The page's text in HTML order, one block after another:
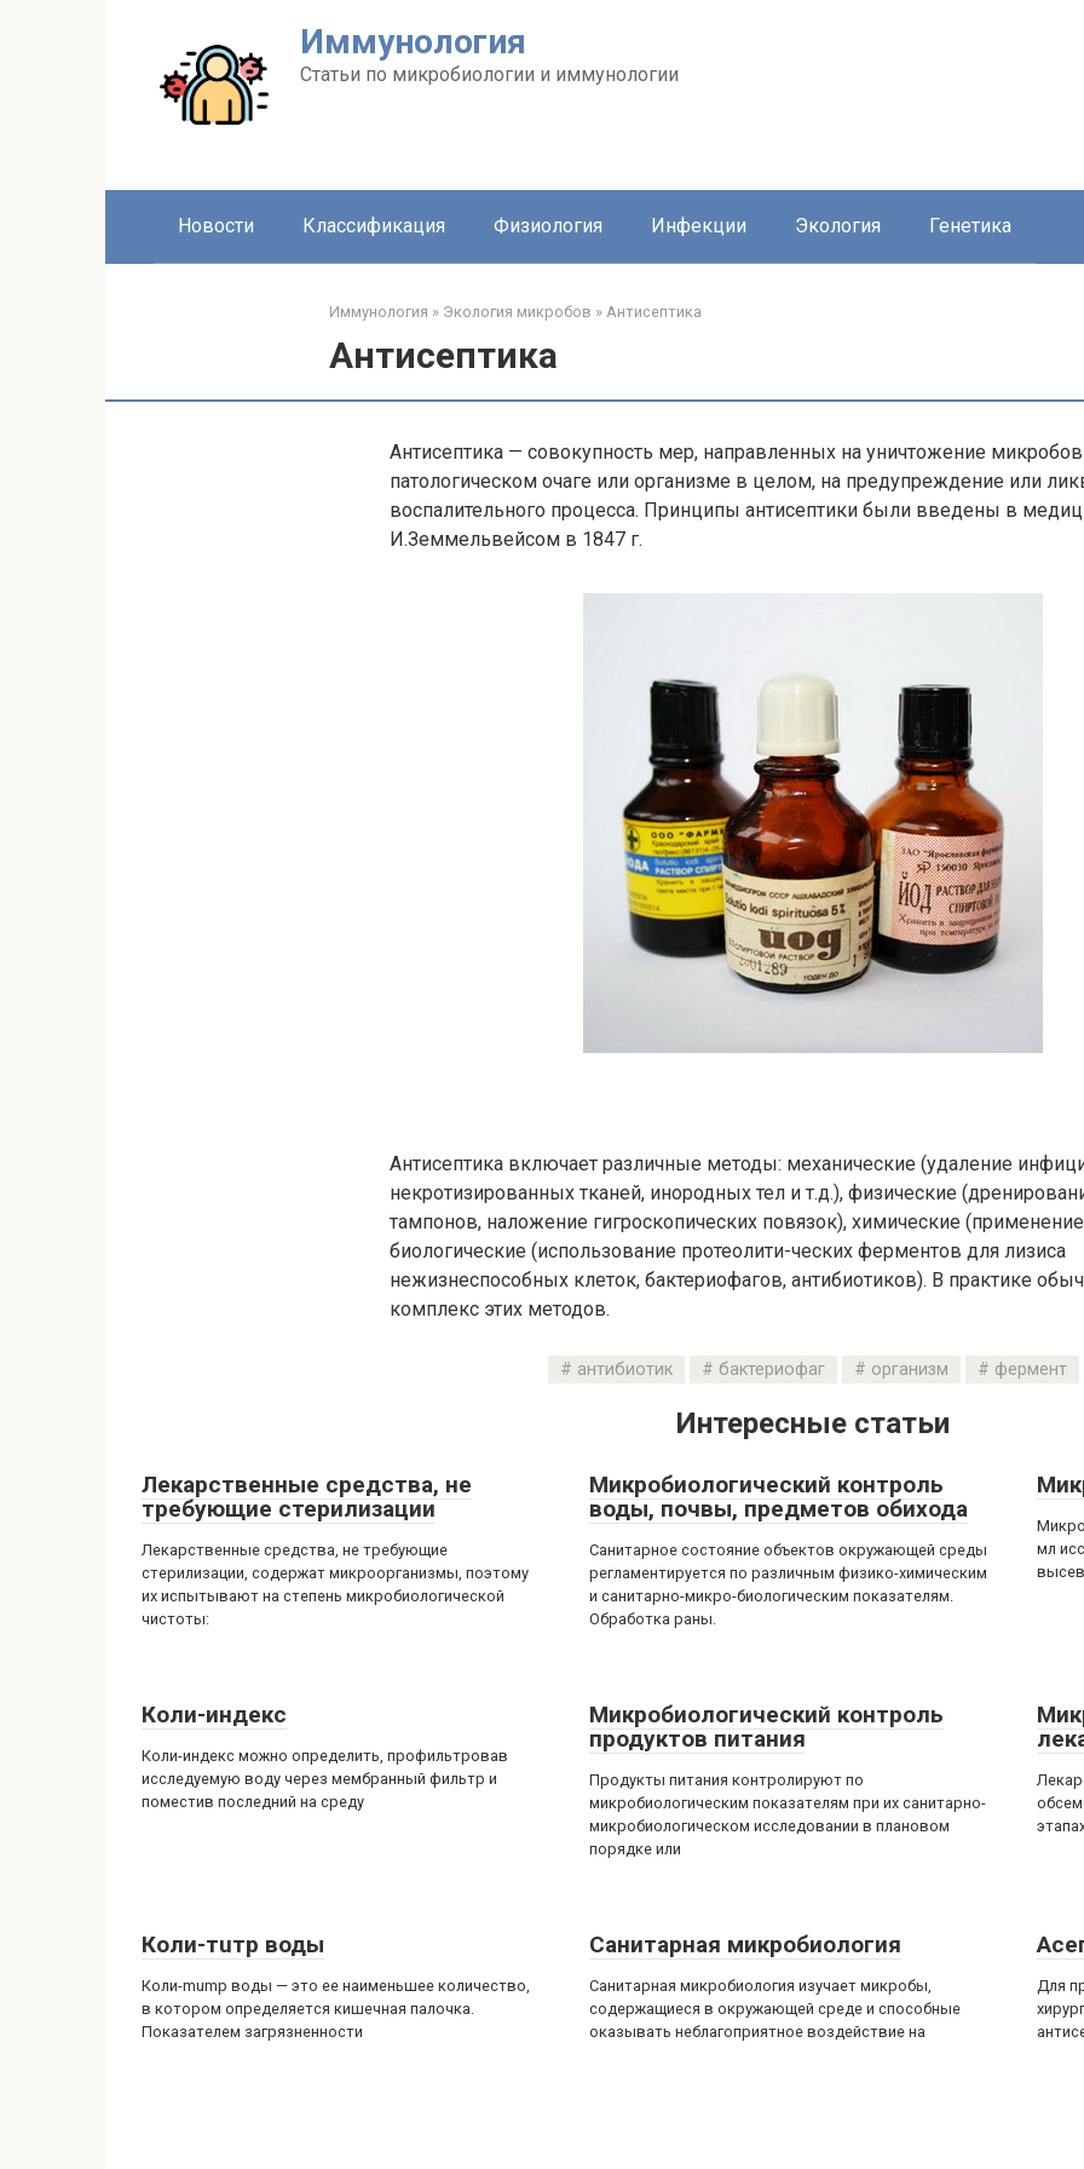
Иммунология
Статьи по микробиологии и иммунологии
Новости Классификация Физиология Инфекции Экология Генетика
Иммунология » Экология микробов » Антисептика
Антисептика
Антисептика — совокупность мер, направленных на уничтожение
патологическом очаге или организме в целом, на предупреждение или
воспалительного процесса. Принципы антисептики были введены в
И.Земмельвейсом в 1847 г.
Антисептика включает различные методы: механические (удаление
некротизированных тканей, инородных тел и т.д.), физические
тампонов, наложение гигроскопических повязок), химические
биологические (использование протеолити-ческих ферментов для лизиса
нежизнеспособных клеток, бактериофагов, антибиотиков). В практике
комплекс этих методов.
антибиотик бактериофаг организм фермент
Интересные статьи
Лекарственные средства, не
требующие стерилизации
Лекарственные средства, не требующие
стерилизации, содержат микроорганизмы, поэтому
их испытывают на степень микробиологической
чистоты:
Микробиологический контроль
воды, почвы, предметов обихода
Санитарное состояние объектов окружающей среды
регламентируется по различным физико-химическим
и санитарно-микро-биологическим показателям.
Обработка раны.
мл
Коли-индекс
Коли-индекс можно определить, профильтровав
исследуемую воду через мембранный фильтр и
поместив последний на среду
Микробиологический контроль
продуктов питания
Продукты питания контролируют по
микробиологическим показателям при их санитарно-
микробиологическом исследовании в плановом
порядке или
Коли-тuтp воды
Коли-mump воды — это ее наименьшее количество,
в котором определяется кишечная палочка.
Показателем загрязненности
Санитарная микробиология
Санитарная микробиология изучает микробы,
содержащиеся в окружающей среде и способные
оказывать неблагоприятное воздействие на
Для